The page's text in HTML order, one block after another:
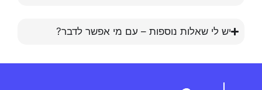
יש לי שאלות נוספות – עם מי אפשר לדבר?